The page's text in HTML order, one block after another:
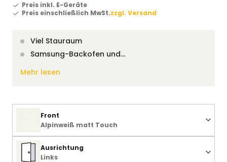
Preis inkl. E-Geräte
Preis einschließlich MwSt.zzgl. Versand
Viel Stauraum
Samsung-Backofen und…
Mehr lesen
Front
Alpinweiß matt Touch
Ausrichtung
Links